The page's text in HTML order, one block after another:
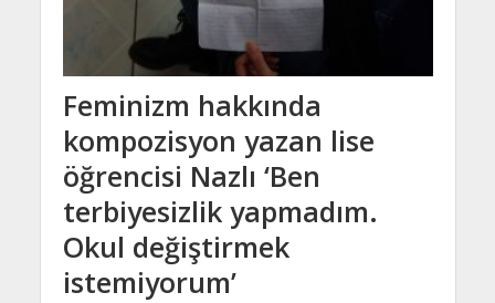
Feminizm hakkında
kompozisyon yazan lise
öğrencisi Nazlı ‘Ben
terbiyesizlik yapmadım.
Okul değiştirmek
istemiyorum’